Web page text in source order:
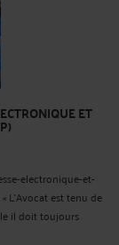
ET
electronique-et-
L’Avocat est tenu de
il doit toujours